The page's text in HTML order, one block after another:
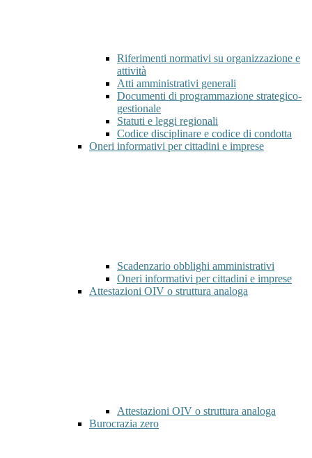
Riferimenti normativi su organizzazione e
attività
Atti amministrativi generali
Documenti di programmazione strategico-
gestionale
Statuti e leggi regionali
Codice disciplinare e codice di condotta
Oneri informativi per cittadini e imprese
Scadenzario obblighi amministrativi
Oneri informativi per cittadini e imprese
Attestazioni OIV o struttura analoga
Attestazioni OIV o struttura analoga
Burocrazia zero